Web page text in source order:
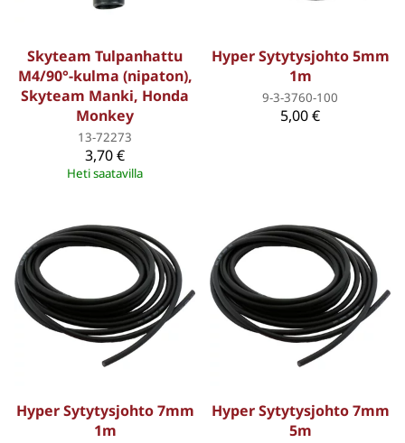
Skyteam Tulpanhattu
M4/90°-kulma (nipaton),
Skyteam Manki, Honda
Monkey
13-72273
3,70 €
Heti saatavilla
Hyper Sytytysjohto 5mm
1m
9-3-3760-100
5,00 €
Hyper Sytytysjohto 7mm
1m
Hyper Sytytysjohto 7mm
5m